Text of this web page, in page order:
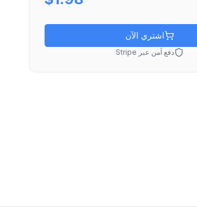
اشتري الآن
دفع آمن عبر Stripe